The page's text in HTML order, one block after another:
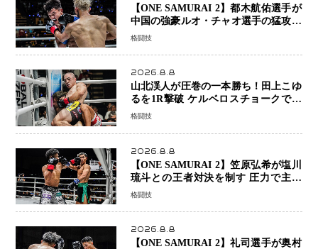
【ONE SAMURAI 2】都木航佑選手が
中国の強豪ルオ・チャオ選手の猛攻を
受けながらも的確な攻撃で応戦 最後
格闘技
2026.8.8
山北渓人が圧巻の一本勝ち！田上こゆ
るを1R撃破 ケルベロスチョークで存
在感を示す
格闘技
2026.8.8
【ONE SAMURAI 2】笠原弘希が塩川
琉斗との王者対決を制す 圧力で主導
権を握り判定勝利
格闘技
2026.8.8
【ONE SAMURAI 2】礼司選手が奥村